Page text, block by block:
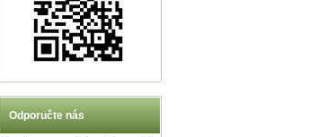
Odporučte nás